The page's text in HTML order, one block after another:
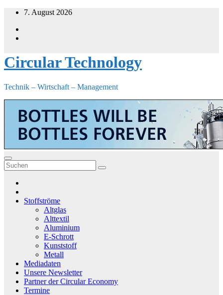
Zum
springen
7. August 2026
Circular Technology
Technik – Wirtschaft – Management
Stoffströme
Altglas
Alttextil
Aluminium
E-Schrott
Kunststoff
Metall
Mediadaten
Unsere Newsletter
Partner der Circular Economy
Termine